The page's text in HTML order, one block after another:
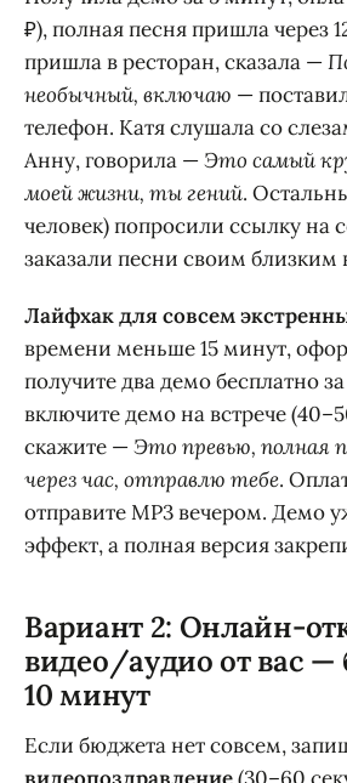
₽), полная песня пришла через
пришла в ресторан, сказала —
необычный, включаю —
телефон. Катя слушала со
Анну, говорила —Это самый
моей жизни, ты гений.
человек) попросили ссылку на
заказали песни своим близким
Лайфхак для совсем
времени меньше 15 минут,
получите два демо бесплатно
включите демо на встрече
скажите —Это превью, полная
через час, отправлю тебе.
отправите MP3 вечером. Демо
эффект, а полная версия
Вариант 2: Онлайн-
видео/аудио от вас —
10 минут
Если бюджета нет совсем,